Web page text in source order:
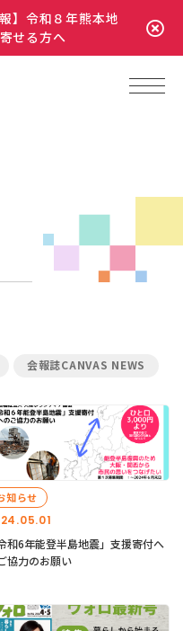
】令和８年熊本地
せる方へ
会報誌CANVAS NEWS
知らせ
和6年能登半島地震」支援寄付へ
協力のお願い